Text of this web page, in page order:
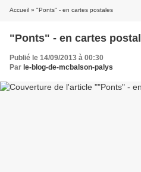
Accueil » "Ponts" - en cartes postales
"Ponts" - en cartes
Publié le 14/09/2013 à 00:30
Par le-blog-de-mcbalson-palys